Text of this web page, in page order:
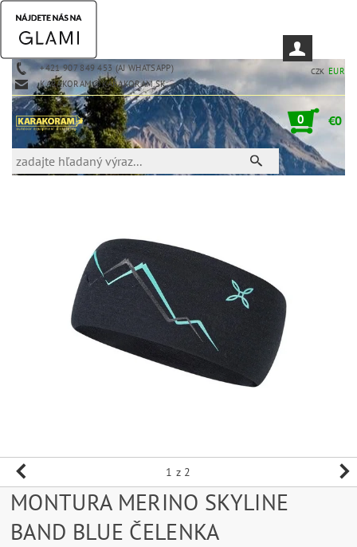
+421 907 849 453 (AJ WHATSAPP)
KARAKORAM@KARAKORAM.SK
CZK EUR
0 €0
1 z 2
MONTURA MERINO SKYLINE
BAND BLUE ČELENKA